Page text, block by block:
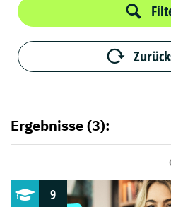
Ergebnisse (3):
9